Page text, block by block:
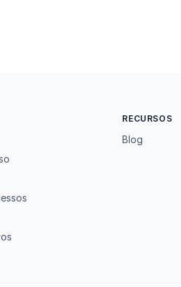
RECURSOS
Blog